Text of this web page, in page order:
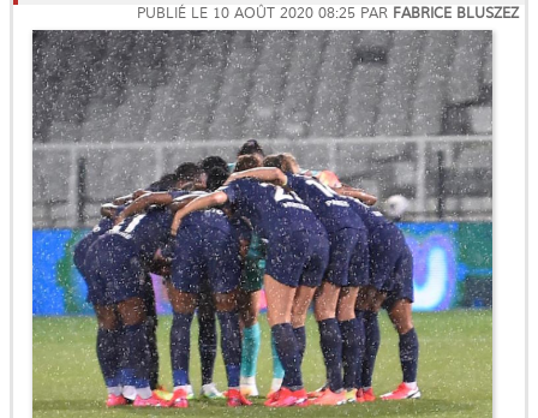
PUBLIÉ LE 10 AOÛT 2020 08:25 PAR FABRICE BLUSZEZ